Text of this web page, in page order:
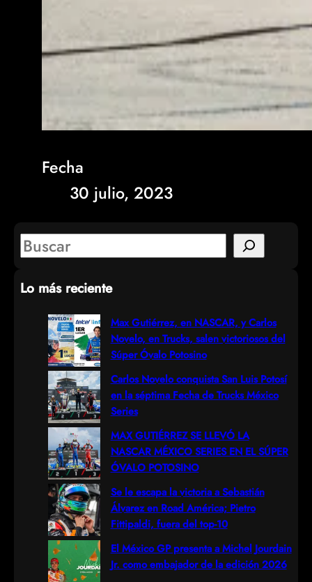
Fecha
30 julio, 2023
S
a
Lo más reciente
Max Gutiérrez, en NASCAR, y Carlos
Novelo, en Trucks, salen victoriosos del
Súper Óvalo Potosino
Carlos Novelo conquista San Luis Potosí
en la séptima Fecha de Trucks México
Series
MAX GUTIÉRREZ SE LLEVÓ LA
NASCAR MÉXICO SERIES EN EL SÚPER
ÓVALO POTOSINO
Se le escapa la victoria a Sebastián
Álvarez en Road América; Pietro
Fittipaldi, fuera del top-10
El México GP presenta a Michel Jourdain
Jr. como embajador de la edición 2026